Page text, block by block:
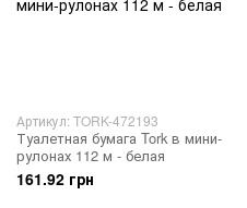
Артикул: TORK-472193
Туалетная бумага Tork в мини-
рулонах 112 м - белая
161.92 грн